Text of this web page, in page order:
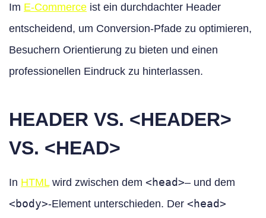
Im E-Commerce ist ein durchdachter Header
entscheidend, um Conversion-Pfade zu optimieren,
Besuchern Orientierung zu bieten und einen
professionellen Eindruck zu hinterlassen.
HEADER VS. <HEADER>
VS. <HEAD>
In HTMLwird zwischen dem <head>– und dem
<body>-Element unterschieden. Der <head>